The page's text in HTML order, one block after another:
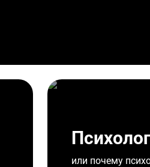
или почему